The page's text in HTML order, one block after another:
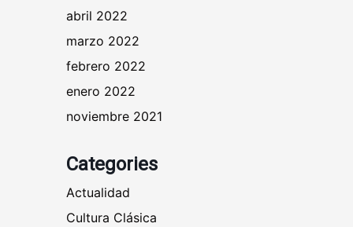
abril 2022
marzo 2022
febrero 2022
enero 2022
noviembre 2021
Categories
Actualidad
Cultura Clásica